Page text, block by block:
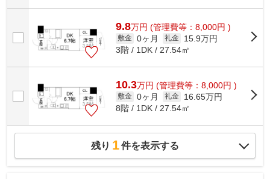
9.8万円 (管理費等：8,000円 )
敷金 0ヶ月 礼金
15.9万円
3階 / 1DK / 27.54㎡
10.3万円 (管理費等：8,000円 )
敷金 0ヶ月 礼金
16.65万円
8階 / 1DK / 27.54㎡
残り 1件を表示する